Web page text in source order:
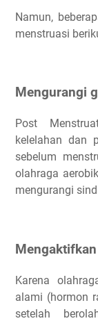
Namun,
menstruasi
Mengurangi
Post
kelelahan dan
sebelum
olahraga
mengurangi
Karena
alami (hormon
setelah